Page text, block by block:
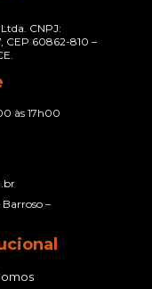
CNPJ:
CEP 60862-810 –
às 17h00
–